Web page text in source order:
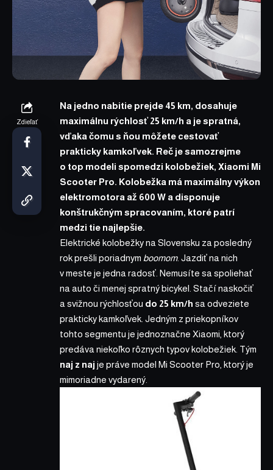
Zdieľať
Na jedno nabitie prejde 45 km, dosahuje
maximálnu rýchlosť 25 km/h a je spratná,
vďaka čomu s ňou môžete cestovať
prakticky kamkoľvek. Reč je samozrejme
o top modeli spomedzi kolobežiek, Xiaomi Mi
Scooter Pro. Kolobežka má maximálny výkon
elektromotora až 600 W a disponuje
konštrukčným spracovaním, ktoré patrí
medzi tie najlepšie.
Elektrické kolobežkyna Slovensku za posledný
rok prešli poriadnym boomom. Jazdiť na nich
v meste je jedna radosť. Nemusíte sa spoliehať
na auto či menej spratný bicykel. Stačí naskočiť
a svižnou rýchlosťou do 25 km/h sa odveziete
prakticky kamkoľvek. Jedným z priekopníkov
tohto segmentu je jednoznačne Xiaomi , ktorý
predáva niekoľko rôznych typov kolobežiek. Tým
naj z naj je práve model Mi Scooter Pro , ktorý je
mimoriadne vydarený.